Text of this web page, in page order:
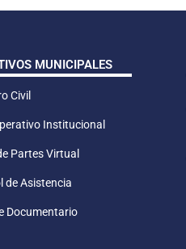
MUNICIPALES
Civil
Institucional
Partes Virtual
de Asistencia
Documentario